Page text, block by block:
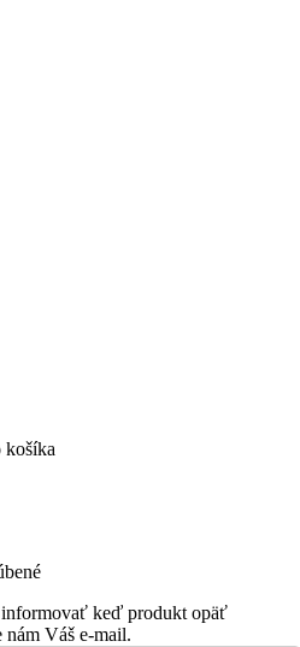
košíka
keď produkt opäť
nám Váš e-mail.